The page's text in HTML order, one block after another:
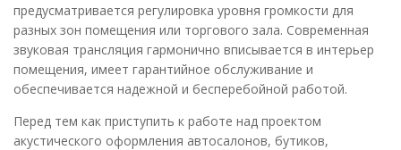
предусматривается регулировка уровня громкости для
разных зон помещения или торгового зала. Современная
звуковая трансляция гармонично вписывается в интерьер
помещения, имеет гарантийное обслуживание и
обеспечивается надежной и бесперебойной работой.
Перед тем как приступить к работе над проектом
акустического оформления автосалонов, бутиков,